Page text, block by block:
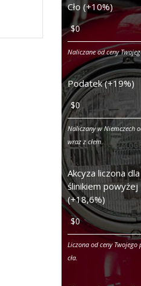
Cło (+10%)
Naliczane od ceny
Podatek (+19%)
Naliczany w Niemczech
wraz z cłem.
Akcyza liczona
ślinikiem
(+18,6%)
Liczona od ceny
cła.